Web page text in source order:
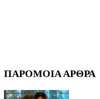
ΠΑΡΟΜΟΙΑ ΑΡΘΡΑ